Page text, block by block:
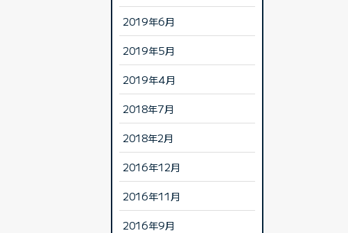
2019年6月
2019年5月
2019年4月
2018年7月
2018年2月
2016年12月
2016年11月
2016年9月